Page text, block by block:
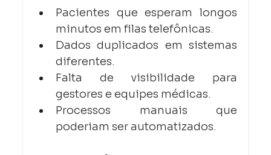
Pacientes que esperam longos
minutos em filas telefônicas.
Dados duplicados em sistemas
diferentes.
Falta de visibilidade para
gestores e equipes médicas.
Processos manuais que
poderiam ser automatizados.